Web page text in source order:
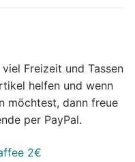
Freizeit und Tassen
helfen und wenn
möchtest, dann freue
per PayPal.
2€